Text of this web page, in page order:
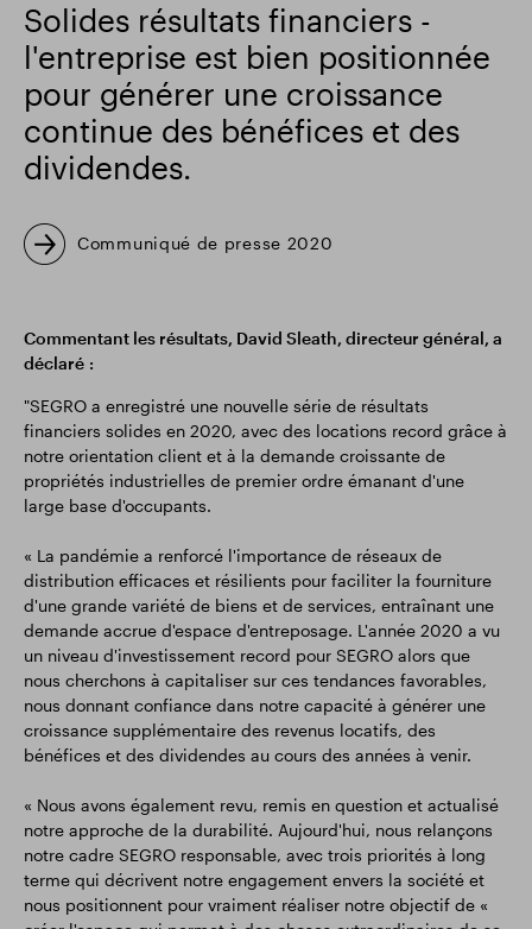
Résultats financiers Mise à jour commerciale
Parc intelligent
Solides résultats financiers -
l'entreprise est bien positionnée
pour générer une croissance
continue des bénéfices et des
dividendes.
Communiqué de presse 2020
Commentant les résultats, David Sleath, directeur général, a
déclaré :
"SEGRO a enregistré une nouvelle série de résultats
financiers solides en 2020, avec des locations record grâce à
notre orientation client et à la demande croissante de
propriétés industrielles de premier ordre émanant d'une
large base d'occupants.
« La pandémie a renforcé l'importance de réseaux de
distribution efficaces et résilients pour faciliter la fourniture
d'une grande variété de biens et de services, entraînant une
demande accrue d'espace d'entreposage. L'année 2020 a vu
un niveau d'investissement record pour SEGRO alors que
nous cherchons à capitaliser sur ces tendances favorables,
nous donnant confiance dans notre capacité à générer une
croissance supplémentaire des revenus locatifs, des
bénéfices et des dividendes au cours des années à venir.
« Nous avons également revu, remis en question et actualisé
notre approche de la durabilité. Aujourd'hui, nous relançons
notre cadre SEGRO responsable, avec trois priorités à long
terme qui décrivent notre engagement envers la société et
nous positionnent pour vraiment réaliser notre objectif de «